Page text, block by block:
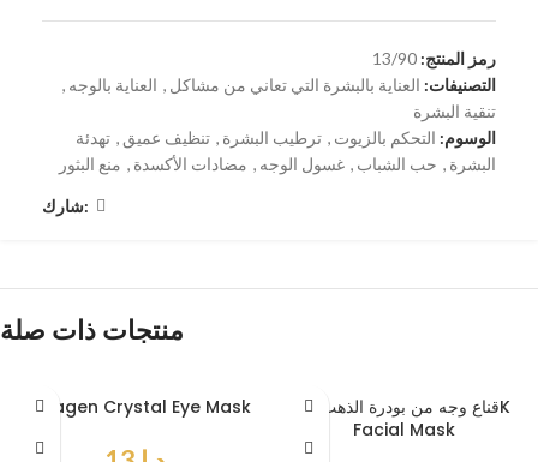
رمز المنتج: 13/90
التصنيفات: العناية بالبشرة التي تعاني من مشاكل , العناية بالوجه ,
تنقية البشرة
الوسوم: التحكم بالزيوت , ترطيب البشرة , تنظيف عميق , تهدئة
البشرة , حب الشباب , غسول الوجه , مضادات الأكسدة , منع البثور
شارك:
منتجات ذات صلة
Collagen Crystal Eye Mask
قناع وجه من بودرة الذهب24K
Facial Mask